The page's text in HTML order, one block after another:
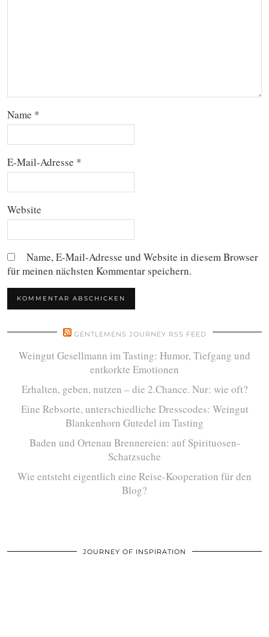
Name *
E-Mail-Adresse *
Website
Name, E-Mail-Adresse und Website in diesem Browser
für meinen nächsten Kommentar speichern.
GENTLEMENS JOURNEY RSS FEED
Weingut Gesellmann im Tasting: Humor, Tiefgang und
entkorkte Emotionen
Erhalten, geben, nutzen – die 2.Chance. Nur: wie oft?
Eine Rebsorte, unterschiedliche Dresscodes: Weingut
Blankenhorn Gutedel im Tasting
Baden und Ortenau Brennereien: auf Spirituosen-
Schatzsuche
Wie entsteht eigentlich eine Reise-Kooperation für den
Blog?
JOURNEY OF INSPIRATION